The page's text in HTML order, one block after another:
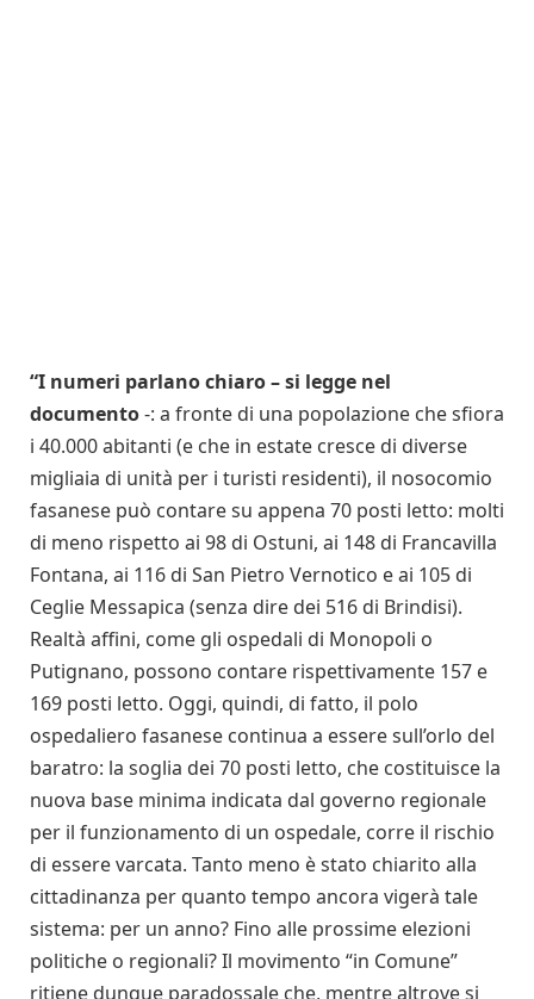
“I numeri parlano chiaro – si legge nel
documento-: a fronte di una popolazione che sfiora
i 40.000 abitanti (e che in estate cresce di diverse
migliaia di unità per i turisti residenti), il nosocomio
fasanese può contare su appena 70 posti letto: molti
di meno rispetto ai 98 di Ostuni, ai 148 di Francavilla
Fontana, ai 116 di San Pietro Vernotico e ai 105 di
Ceglie Messapica (senza dire dei 516 di Brindisi).
Realtà affini, come gli ospedali di Monopoli o
Putignano, possono contare rispettivamente 157 e
169 posti letto. Oggi, quindi, di fatto, il polo
ospedaliero fasanese continua a essere sull’orlo del
baratro: la soglia dei 70 posti letto, che costituisce la
nuova base minima indicata dal governo regionale
per il funzionamento di un ospedale, corre il rischio
di essere varcata. Tanto meno è stato chiarito alla
cittadinanza per quanto tempo ancora vigerà tale
sistema: per un anno? Fino alle prossime elezioni
politiche o regionali? Il movimento “in Comune”
ritiene dunque paradossale che, mentre altrove si